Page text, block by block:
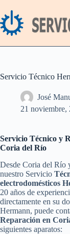
al
contenido
Servicio Técnico
José
21 noviembre,
Servicio Técnico y
Coria del Río
Desde Coria del Río
nuestro Servicio
electrodomésticos
20 años de
directamente en su
Hermann, puede
Reparación en
siguientes aparatos: